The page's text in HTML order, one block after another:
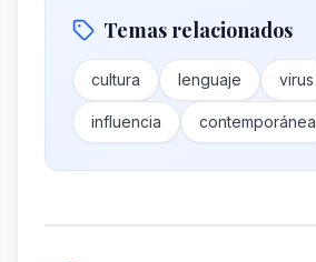
Temas relacionados
cultura lenguaje virus
influencia contemporánea